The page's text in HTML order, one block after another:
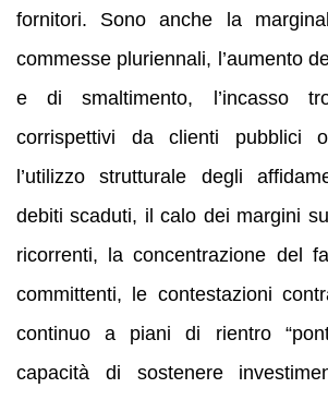
fornitori. Sono anche la
commesse pluriennali, l’aumento
e di smaltimento, l’incasso
corrispettivi da clienti pubblici
l’utilizzo strutturale degli
debiti scaduti, il calo dei margini
ricorrenti, la concentrazione del
committenti, le contestazioni
continuo a piani di rientro
capacità di sostenere